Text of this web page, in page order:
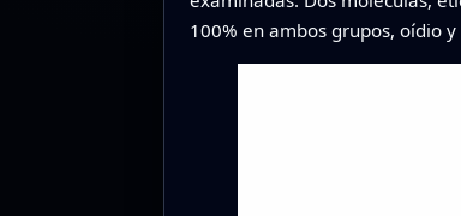
100% en ambos grupos, oídio y